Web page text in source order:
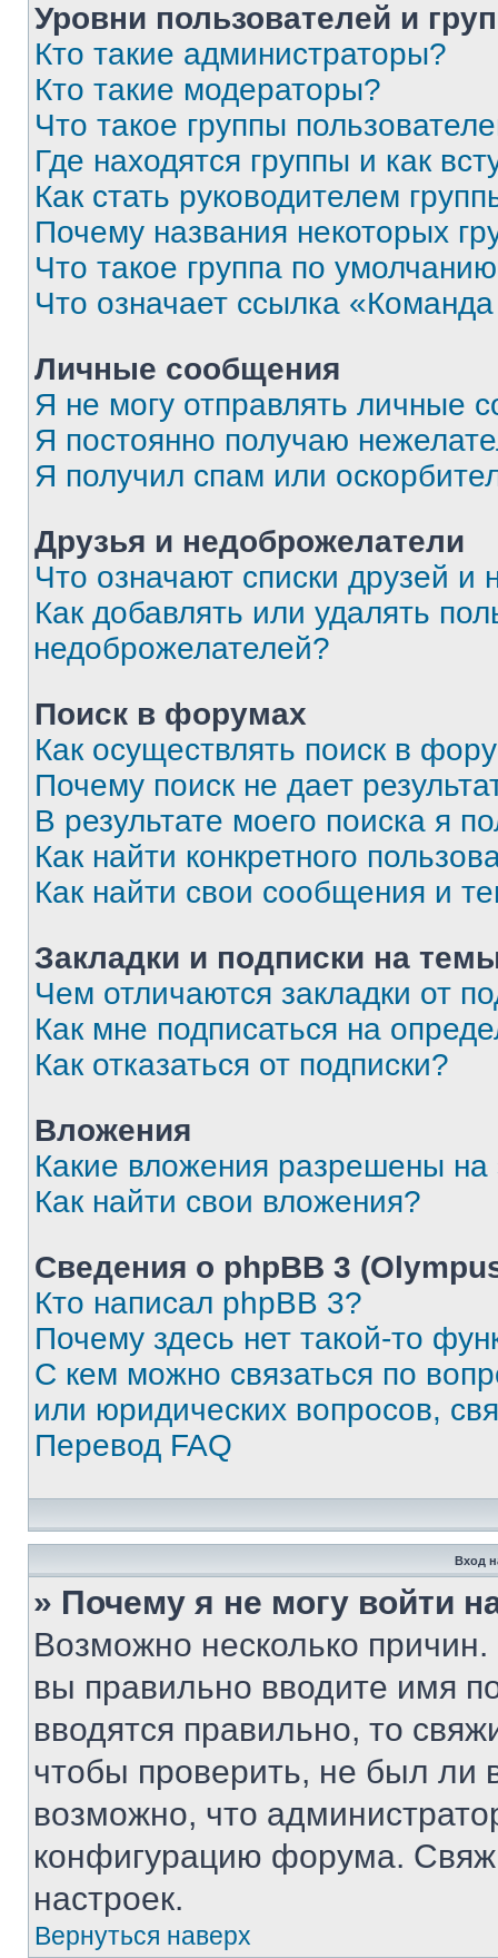
Уровни пользователей и
Кто такие администраторы?
Кто такие модераторы?
Что такое группы
Где находятся группы и как
Как стать руководителем
Почему названия некоторых
Что такое группа по
Что означает ссылка
Личные сообщения
Я не могу отправлять личные
Я постоянно получаю
Я получил спам или
Друзья и недоброжелатели
Что означают списки друзей и
Как добавлять или удалять
недоброжелателей?
Поиск в форумах
Как осуществлять поиск в
Почему поиск не дает
В результате моего поиска я
Как найти конкретного
Как найти свои сообщения и
Закладки и подписки на
Чем отличаются закладки от
Как мне подписаться на
Как отказаться от подписки?
Вложения
Какие вложения разрешены
Как найти свои вложения?
Сведения о phpBB 3
Кто написал phpBB 3?
Почему здесь нет такой-то
С кем можно связаться по
или юридических вопросов,
Перевод FAQ
Вход
» Почему я не могу войти
Возможно несколько
вы правильно вводите имя
вводятся правильно, то
чтобы проверить, не был ли
возможно, что
конфигурацию форума.
настроек.
Вернуться наверх